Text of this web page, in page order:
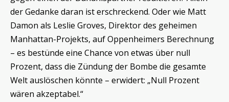
der Gedanke daran ist erschreckend. Oder wie Matt
Damon als Leslie Groves, Direktor des geheimen
Manhattan-Projekts, auf Oppenheimers Berechnung
– es bestünde eine Chance von etwas über null
Prozent, dass die Zündung der Bombe die gesamte
Welt auslöschen könnte – erwidert: „Null Prozent
wären akzeptabel.“